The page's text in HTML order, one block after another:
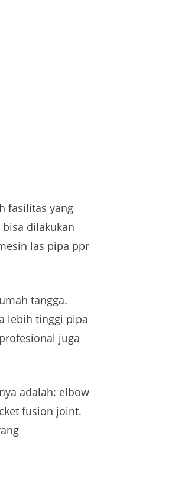
fasilitas yang
dilakukan
las pipa ppr
tangga.
lebih tinggi pipa
juga
adalah: elbow
fusion joint.